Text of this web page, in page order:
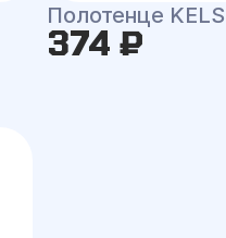
Полотенце
374 ₽